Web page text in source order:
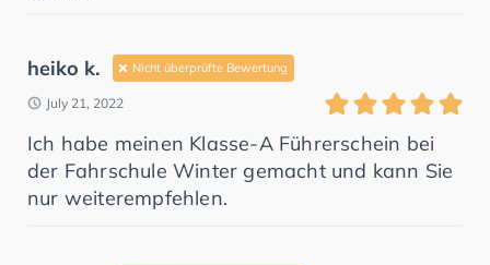
heiko k. Nicht überprüfte Bewertung
July 21, 2022
Ich habe meinen Klasse-A Führerschein bei
der Fahrschule Winter gemacht und kann Sie
nur weiterempfehlen.